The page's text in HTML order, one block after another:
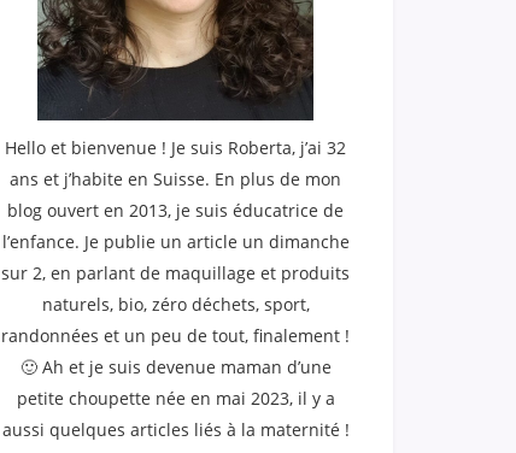
Hello et bienvenue ! Je suis Roberta, j’ai 32
ans et j’habite en Suisse. En plus de mon
blog ouvert en 2013, je suis éducatrice de
l’enfance. Je publie un article un dimanche
sur 2, en parlant de maquillage et produits
naturels, bio, zéro déchets, sport,
randonnées et un peu de tout, finalement !
🙂 Ah et je suis devenue maman d’une
petite choupette née en mai 2023, il y a
aussi quelques articles liés à la maternité !